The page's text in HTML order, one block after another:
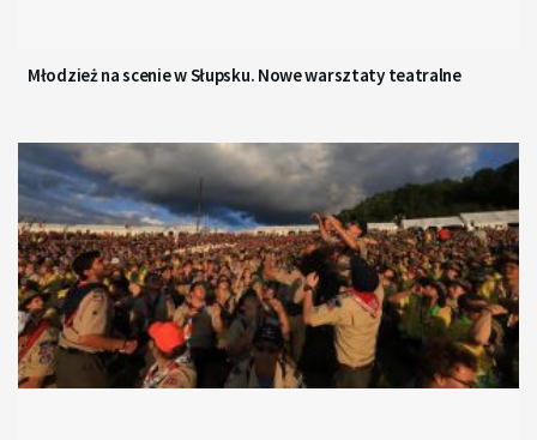
Młodzież na scenie w Słupsku. Nowe warsztaty teatralne